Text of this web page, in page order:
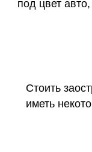
под цвет
Стоить
иметь